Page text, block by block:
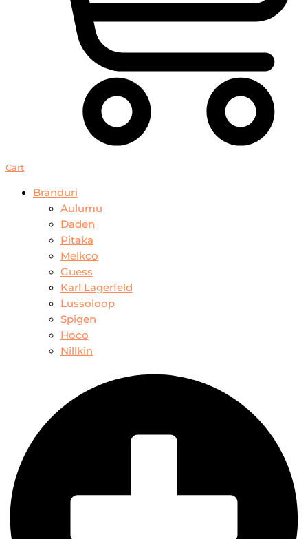
Cart
Branduri
Aulumu
Daden
Pitaka
Melkco
Guess
Karl Lagerfeld
Lussoloop
Spigen
Hoco
Nillkin